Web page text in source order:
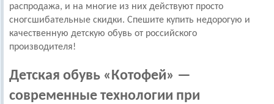
распродажа, и на многие из них действуют просто
сногсшибательные скидки. Спешите купить недорогую и
качественную детскую обувь от российского
производителя!
Детская обувь «Котофей» —
современные технологии при